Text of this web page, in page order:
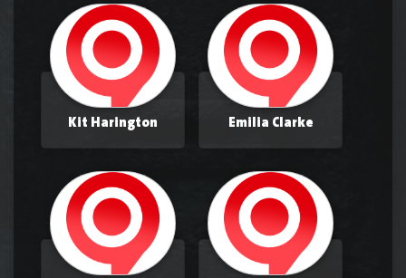
Emilia Clarke
Kit Harington